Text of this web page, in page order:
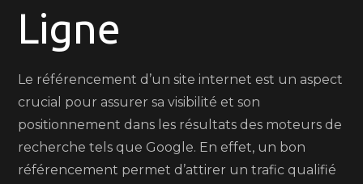
Ligne
Le référencement d’un site internet est un aspect
crucial pour assurer sa visibilité et son
positionnement dans les résultats des moteurs de
recherche tels que Google. En effet, un bon
référencement permet d’attirer un trafic qualifié